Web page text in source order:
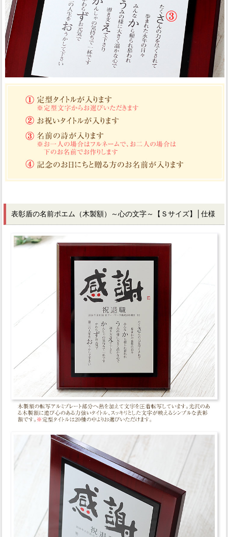
表彰盾の名前ポエム（木製額）～心の文字～【Ｓサイズ】│仕様